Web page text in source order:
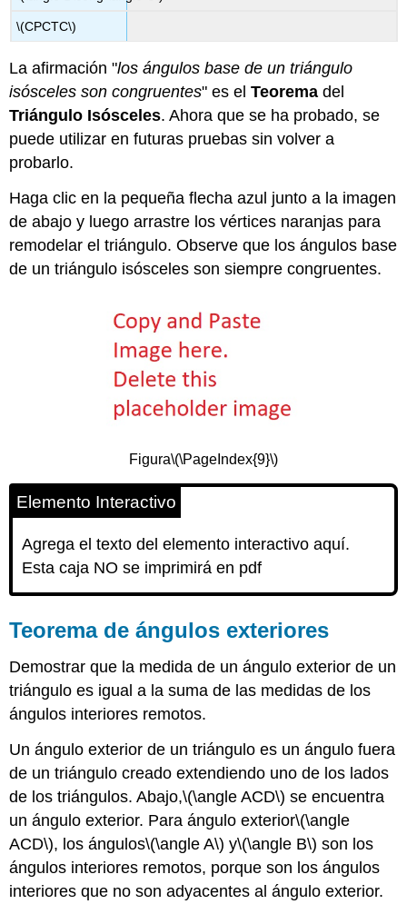
\(CPCTC\)
La afirmación "los ángulos base de un triángulo
isósceles son congruentes" es elTeorema del
Triángulo Isósceles. Ahora que se ha probado, se
puede utilizar en futuras pruebas sin volver a
probarlo.
Haga clic en la pequeña flecha azul junto a la imagen
de abajo y luego arrastre los vértices naranjas para
remodelar el triángulo. Observe que los ángulos base
de un triángulo isósceles son siempre congruentes.
Figura\(\PageIndex{9}\)
Elemento Interactivo
Agrega el texto del elemento interactivo aquí.
Esta caja NO se imprimirá en pdf
Teorema de ángulos exteriores
Demostrar que la medida de un ángulo exterior de un
triángulo es igual a la suma de las medidas de los
ángulos interiores remotos.
Un ángulo exterior de un triángulo es un ángulo fuera
de un triángulo creado extendiendo uno de los lados
de los triángulos. Abajo,\(\angle ACD\) se encuentra
un ángulo exterior. Para ángulo exterior\(\angle
ACD\), los ángulos\(\angle A\) y\(\angle B\) son los
ángulos interiores remotos, porque son los ángulos
interiores que no son adyacentes al ángulo exterior.